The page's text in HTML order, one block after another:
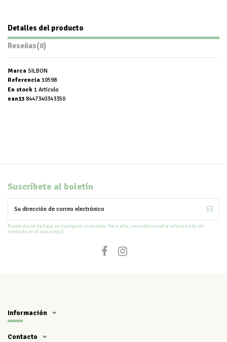
Detalles del producto
Reseñas(0)
Marca SILBON
Referencia 10598
En stock 1 Artículo
ean13 8447340343350
Suscríbete al boletín
Puede darse de baja en cualquier momento. Para ello, consulte nuestra información de
contacto en el aviso legal.
Información
Contacto